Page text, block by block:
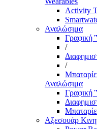
Activity
Αναλώσιμα
Γραφική
/
/
Αναλώσιμα
Γραφική
Αξεσουάρ